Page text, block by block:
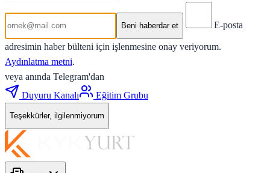
Beni haberdar et E-posta
adresimin haber bülteni için işlenmesine onay veriyorum.
Aydınlatma metni.
veya anında Telegram'dan
Duyuru Kanalı
Eğitim Grubu
Teşekkürler, ilgilenmiyorum